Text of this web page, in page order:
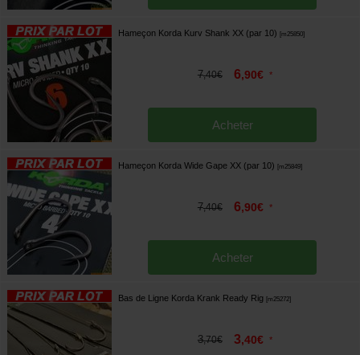
Hameçon Korda Kurv Shank XX (par 10) [m25850]
7,40€ 6,90€ *
Acheter
Hameçon Korda Wide Gape XX (par 10) [m25849]
7,40€ 6,90€ *
Acheter
Bas de Ligne Korda Krank Ready Rig [m25272]
3,70€ 3,40€ *